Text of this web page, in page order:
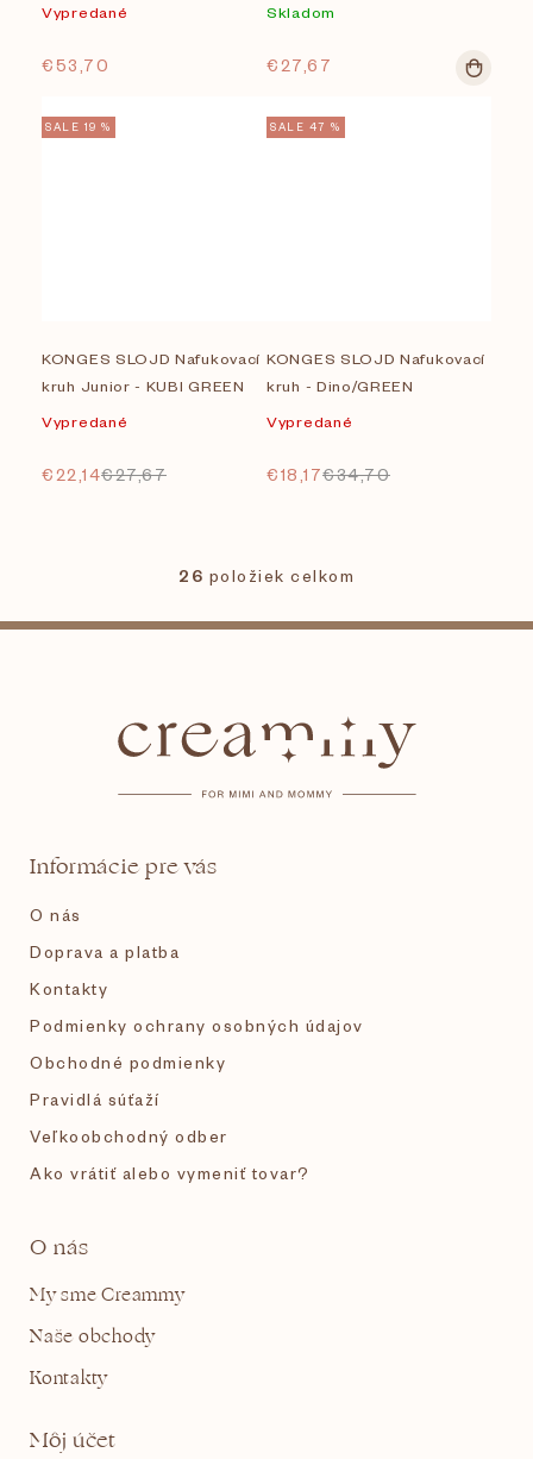
Vypredané
€53,70
Skladom
€27,67
SALE 19 %
KONGES SLOJD Nafukovací
kruh Junior - KUBI GREEN
Vypredané
€22,14€27,67
SALE 47 %
KONGES SLOJD Nafukovací
kruh - Dino/GREEN
Vypredané
€18,17€34,70
O
l
c
i
p
u
26 položiek celkom
Informácie pre vás
O nás
Doprava a platba
Kontakty
Podmienky ochrany osobných údajov
Obchodné podmienky
Pravidlá súťaží
Veľkoobchodný odber
Ako vrátiť alebo vymeniť tovar?
O nás
My sme Creammy
Naše obchody
Kontakty
Môj účet